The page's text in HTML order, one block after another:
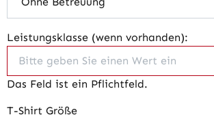
Leistungsklasse (wenn vorhanden):
Das Feld ist ein Pflichtfeld.
T-Shirt Größe